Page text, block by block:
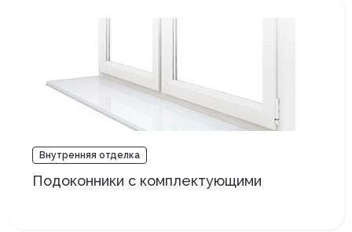
Внутренняя отделка
Подоконники с комплектующими